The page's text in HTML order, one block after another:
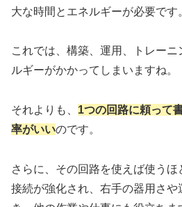
大な時間とエネルギーが必要です
これでは、構築、運用、トレー
ルギーがかかってしまいますね。
それよりも、 1つの回路に頼って
率がいいのです。
さらに、その回路を使えば使う
接続が強化され、右手の器用さ